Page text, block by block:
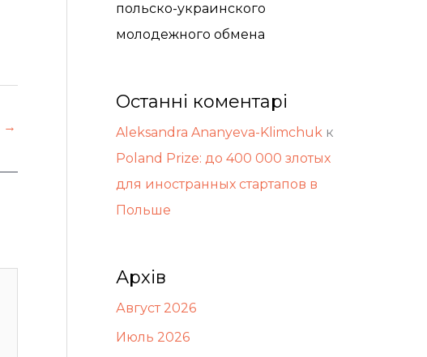
→
польско-украинского
молодежного обмена
Останні коментарі
Aleksandra Ananyeva-Klimchuk к
Poland Prize: до 400 000 злотых
для иностранных стартапов в
Польше
Архів
Август 2026
Июль 2026